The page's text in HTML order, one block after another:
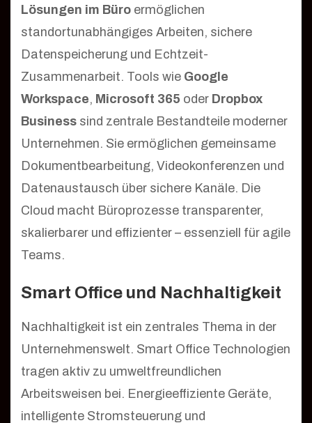
Lösungen im Büro ermöglichen
standortunabhängiges Arbeiten, sichere
Datenspeicherung und Echtzeit-
Zusammenarbeit. Tools wie Google
Workspace, Microsoft 365 oder Dropbox
Business sind zentrale Bestandteile moderner
Unternehmen. Sie ermöglichen gemeinsame
Dokumentbearbeitung, Videokonferenzen und
Datenaustausch über sichere Kanäle. Die
Cloud macht Büroprozesse transparenter,
skalierbarer und effizienter – essenziell für agile
Teams.
Smart Office und Nachhaltigkeit
Nachhaltigkeit ist ein zentrales Thema in der
Unternehmenswelt. Smart Office Technologien
tragen aktiv zu umweltfreundlichen
Arbeitsweisen bei. Energieeffiziente Geräte,
intelligente Stromsteuerung und